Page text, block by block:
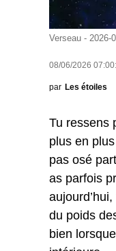
Verseau - 2026-
08/06/2026
par Les étoiles
Tu ressens
plus en
pas osé
as parfois
du poids
bien